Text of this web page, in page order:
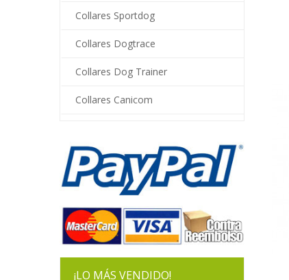
Collares Sportdog
Collares Dogtrace
Collares Dog Trainer
Collares Canicom
¡LO MÁS VENDIDO!